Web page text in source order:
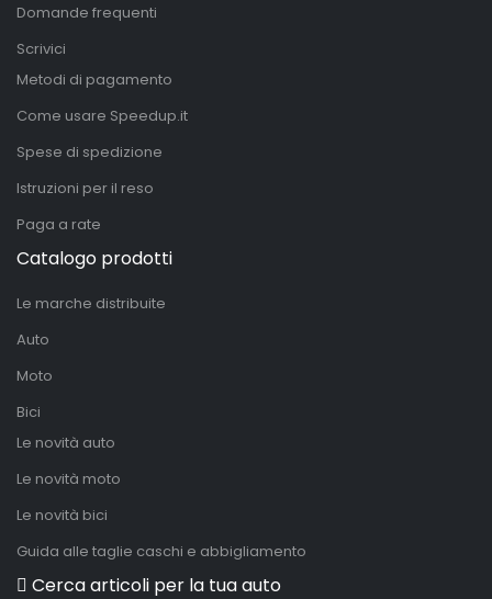
Domande frequenti
Scrivici
Metodi di pagamento
Come usare Speedup.it
Spese di spedizione
Istruzioni per il reso
Paga a rate
Catalogo prodotti
Le marche distribuite
Auto
Moto
Bici
Le novità auto
Le novità moto
Le novità bici
Guida alle taglie caschi e abbigliamento
Cerca articoli per la tua auto